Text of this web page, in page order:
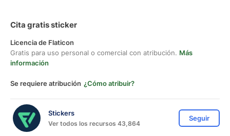
Cita gratis sticker
Licencia de Flaticon
Gratis para uso personal o comercial con atribución. Más
información
Se requiere atribución ¿Cómo atribuir?
Stickers
Ver todos los recursos 43,864
Seguir